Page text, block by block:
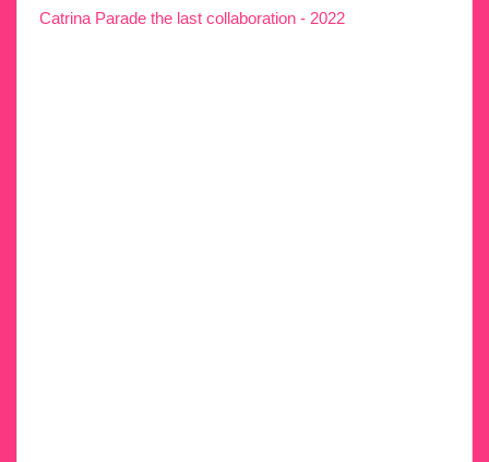
Catrina Parade the last collaboration - 2022